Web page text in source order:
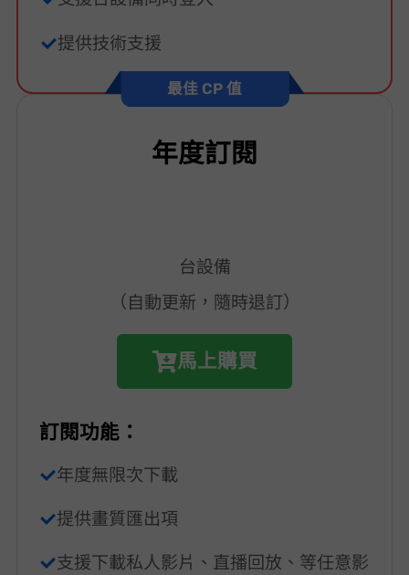
提供技術支援
最佳 CP 值
年度訂閱
2 台設備
（自動更新，隨時退訂）
馬上購買
訂閱功能：
年度無限次下載
提供 4K/2K/1080p/720p 畫質匯出項
支援下載 FB 私人影片、直播回放、Reels 等任意影